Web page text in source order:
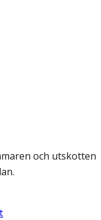
och utskotten